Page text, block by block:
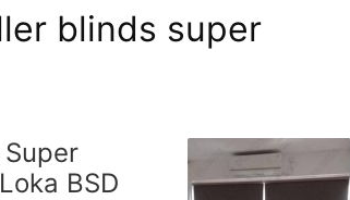
blinds super
BSD